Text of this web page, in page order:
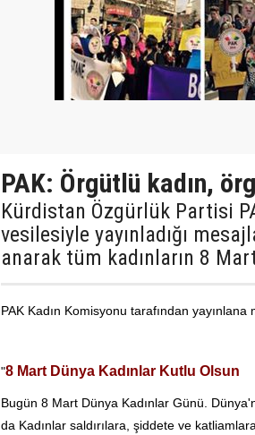
PAK: Örgütlü kadın,
Kürdistan Özgürlük Partisi
vesilesiyle yayınladığı
anarak tüm kadınların 8
PAK Kadın Komisyonu tarafından
"8 Mart Dünya Kadınlar Kutlu Olsun
Bugün 8 Mart Dünya Kadınlar Günü.
da Kadınlar saldırılara, şiddete ve